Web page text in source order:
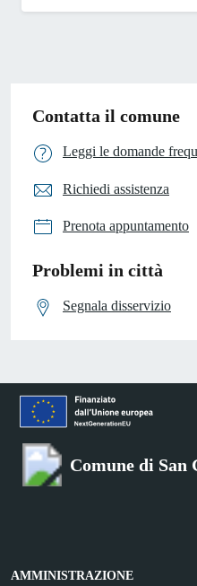
Contatta il comune
Leggi le domande
Richiedi assistenza
Prenota appuntamento
Problemi in città
Segnala disservizio
Comune di
AMMINISTRAZIONE